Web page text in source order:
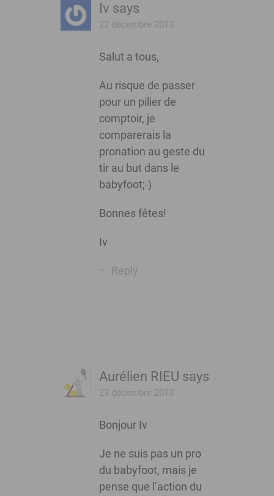
Iv says
22 décembre 2013
Salut a tous,
Au risque de passer
pour un pilier de
comptoir, je
comparerais la
pronation au geste du
tir au but dans le
babyfoot;-)
Bonnes fêtes!
Iv
Reply
Aurélien RIEU says
23 décembre 2013
Bonjour Iv
Je ne suis pas un pro
du babyfoot, mais je
pense que l’action du